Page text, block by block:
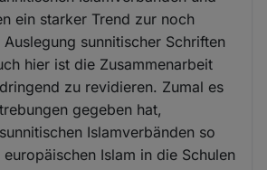
ein starker Trend zur noch
sunnitischer Schriften
hier ist die Zusammenarbeit
zu revidieren. Zumal es
gegeben hat,
Islamverbänden so
Islam in die Schulen